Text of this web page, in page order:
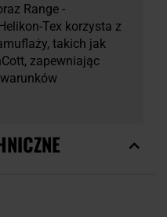
Range -
Tex korzysta z
takich jak
zapewniając